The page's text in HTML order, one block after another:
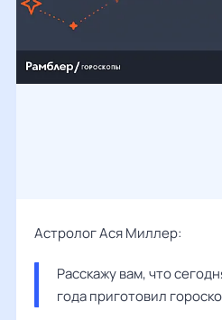
Астролог Ася Миллер:
Расскажу вам, что
года приготовил